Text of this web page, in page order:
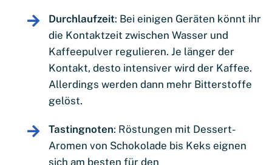
Durchlaufzeit: Bei einigen Geräten könnt ihr
die Kontaktzeit zwischen Wasser und
Kaffeepulver regulieren. Je länger der
Kontakt, desto intensiver wird der Kaffee.
Allerdings werden dann mehr Bitterstoffe
gelöst.
Tastingnoten: Röstungen mit Dessert-
Aromen von Schokolade bis Keks eignen
sich am besten für den